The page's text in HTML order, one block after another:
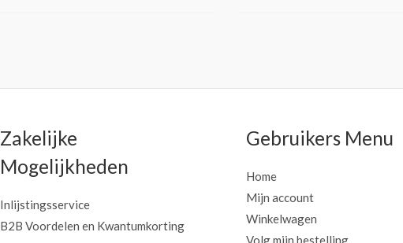
Zakelijke
Mogelijkheden
Inlijstingsservice
B2B Voordelen en Kwantumkorting
Gebruikers Menu
Home
Mijn account
Winkelwagen
Volg mijn bestelling